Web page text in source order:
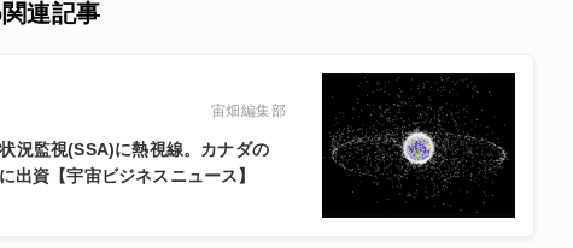
連記事
宙畑編集部
況監視(SSA)に熱視線。カナダの
資【宇宙ビジネスニュース】